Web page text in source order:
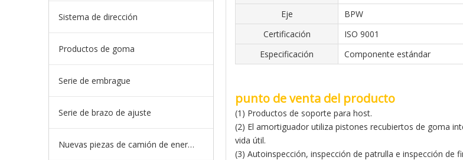
Sistema de dirección
Productos de goma
Serie de embrague
Serie de brazo de ajuste
Nuevas piezas de camión de energía
Eje
BPW
Certificación
ISO 9001
Especificación
Componente estándar
punto de venta del producto
(1) Productos de soporte para host.
(2) El amortiguador utiliza pistones recubiertos de goma
vida útil.
(3) Autoinspección, inspección de patrulla e inspección de